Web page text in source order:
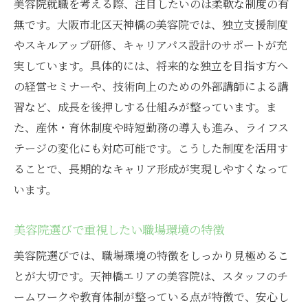
美容院で叶う理想の働き方と求人選び
美容院求人で重視したい条件と見極め方
美容院で理想のキャリアを築く秘訣とは
美容院選びで後悔しないためのチェック項
目
美容院で実現できる夢と働きやすさの両立
美容院求人を最大限に活用する応募術
美容院就職を考える際、注目したいのは柔軟な制度の有
無です。大阪市北区天神橋の美容院では、独立支援制度
やスキルアップ研修、キャリアパス設計のサポートが充
実しています。具体的には、将来的な独立を目指す方へ
の経営セミナーや、技術向上のための外部講師による講
習など、成長を後押しする仕組みが整っています。ま
た、産休・育休制度や時短勤務の導入も進み、ライフス
テージの変化にも対応可能です。こうした制度を活用す
ることで、長期的なキャリア形成が実現しやすくなって
います。
美容院選びで重視したい職場環境の特徴
美容院選びでは、職場環境の特徴をしっかり見極めるこ
とが大切です。天神橋エリアの美容院は、スタッフのチ
ームワークや教育体制が整っている点が特徴で、安心し